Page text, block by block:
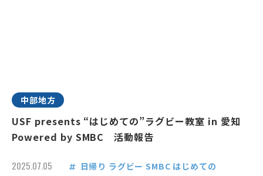
中部地方
USF presents “はじめての”ラグビー教室 in 愛知
Powered by SMBC 活動報告
2025.07.05 日帰り ラグビー SMBC はじめての